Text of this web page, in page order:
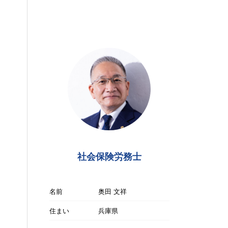
社会保険労務士
名前
奥田 文祥
住まい
兵庫県